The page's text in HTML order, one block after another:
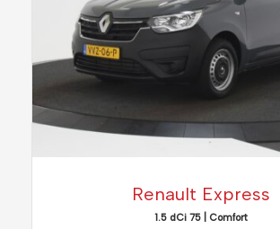
Renault Express
1.5 dCi 75 | Comfort